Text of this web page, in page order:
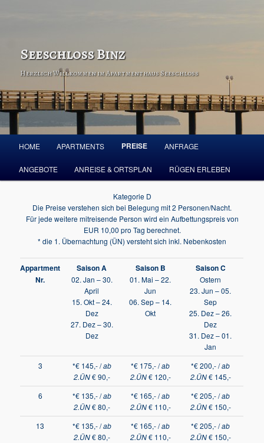
Seeschloss Binz
Herzlich Willkommen im Apartmenthaus Seeschloss
Zum Inhalt wechseln
Zum sekundären Inhalt wechseln
HOME APARTMENTS PREISE ANFRAGE
ANGEBOTE ANREISE & ORTSPLAN RÜGEN ERLEBEN
Kategorie D
Die Preise verstehen sich bei Belegung mit 2 Personen/Nacht.
Für jede weitere mitreisende Person wird ein Aufbettungspreis von
EUR 10,00 pro Tag berechnet.
* die 1. Übernachtung (ÜN) versteht sich inkl. Nebenkosten
Appartment
Nr.
Saison A
02. Jan – 30.
April
15. Okt – 24.
Dez
27. Dez – 30.
Dez
Saison B
01. Mai – 22.
Jun
06. Sep – 14.
Okt
Saison C
Ostern
23. Jun – 05.
Sep
25. Dez – 26.
Dez
31. Dez – 01.
Jan
3
*€ 145,- /ab
2.ÜN€ 90,-
*€ 175,- /ab
2.ÜN€ 120,-
*€ 200,- /ab
2.ÜN€ 145,-
6
*€ 135,- /ab
2.ÜN€ 80,-
*€ 165,- /ab
2.ÜN€ 110,-
*€ 205,- /ab
2.ÜN€ 150,-
13
*€ 135,- /ab
2.ÜN€ 80,-
*€ 165,- /ab
2.ÜN€ 110,-
*€ 205,- /ab
2.ÜN€ 150,-